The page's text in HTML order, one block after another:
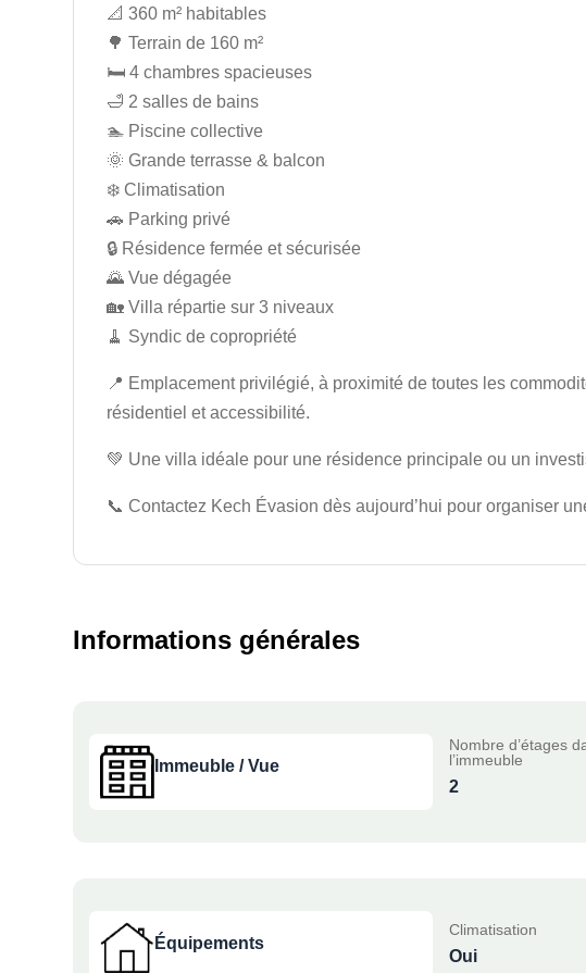
📐 360 m² habitables
🌳 Terrain de 160 m²
🛏️ 4 chambres spacieuses
🛁 2 salles de bains
🏊 Piscine collective
🌞 Grande terrasse & balcon
❄️ Climatisation
🚗 Parking privé
🔒 Résidence fermée et sécurisée
🌄 Vue dégagée
🏡 Villa répartie sur 3 niveaux
🧹 Syndic de copropriété
📍 Emplacement privilégié, à proximité de toutes les
résidentiel et accessibilité.
💚 Une villa idéale pour une résidence principale ou un
📞 Contactez Kech Évasion dès aujourd’hui pour organiser
Informations générales
Immeuble / Vue
Nombre d’étages
l’immeuble
2
Équipements
Climatisation
Oui